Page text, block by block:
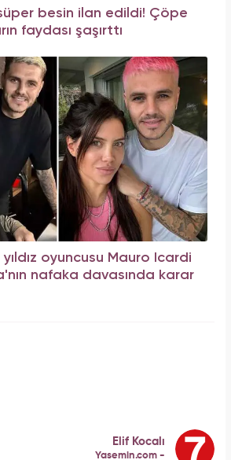
besin ilan edildi! Çöpe
faydası şaşırttı
oyuncusu Mauro Icardi
nafaka davasında karar
Elif Kocalı
Yasemin.com -